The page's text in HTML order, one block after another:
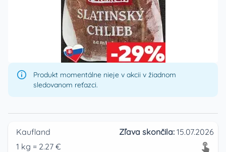
Produkt momentálne nieje v akcii v žiadnom
sledovanom reťazci.
Kaufland Zľava skončila: 15.07.2026
1 kg = 2.27 €